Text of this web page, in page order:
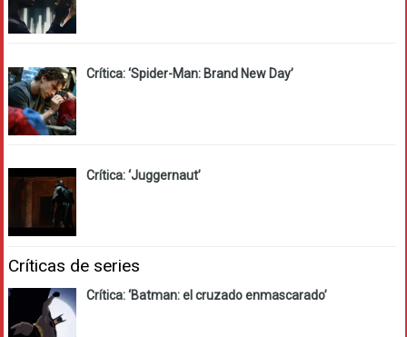
Crítica: ‘Spider-Man: Brand New Day’
Crítica: ‘Juggernaut’
Críticas de series
Crítica: ‘Batman: el cruzado enmascarado’